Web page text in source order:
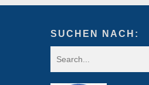
SUCHEN NACH: